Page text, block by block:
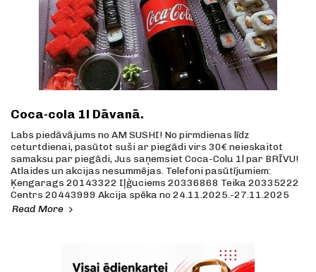
Coca-cola 1l Dāvanā.
Labs piedāvājums no AM SUSHI! No pirmdienas līdz
ceturtdienai, pasūtot suši ar piegādi virs 30€ neieskaitot
samaksu par piegādi, Jus saņemsiet Coca-Colu 1l par BRĪVU!
Atlaides un akcijas nesummējas. Telefoni pasūtījumiem:
Ķengarags 20143322 Iļģuciems 20336868 Teika 20335222
Centrs 20443999 Akcija spēka no 24.11.2025.-27.11.2025
Read More